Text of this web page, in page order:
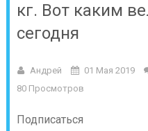
кг. Вот каким
сегодня
Андрей 01 Мая 2019
80 Просмотров
Подписаться